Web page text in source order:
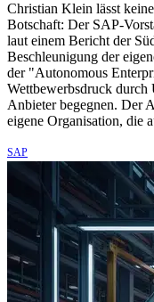
Christian Klein lässt
Botschaft: Der SAP-
laut einem Bericht der
Beschleunigung der
der "Autonomous
Wettbewerbsdruck durch
Anbieter begegnen. Der
eigene Organisation, die
SAP